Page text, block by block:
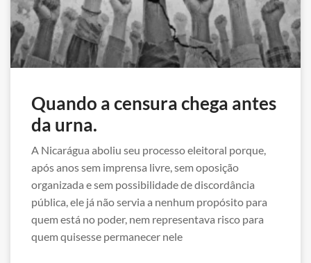
Quando a censura chega antes
da urna.
A Nicarágua aboliu seu processo eleitoral porque,
após anos sem imprensa livre, sem oposição
organizada e sem possibilidade de discordância
pública, ele já não servia a nenhum propósito para
quem está no poder, nem representava risco para
quem quisesse permanecer nele